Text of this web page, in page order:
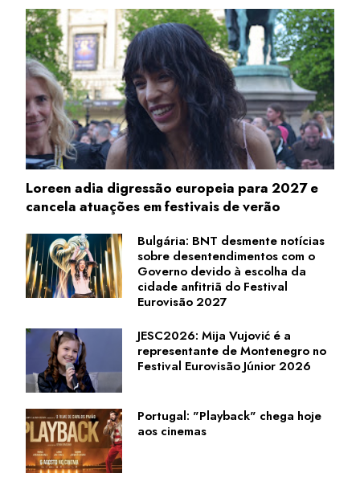
Loreen adia digressão europeia para 2027 e
cancela atuações em festivais de verão
Bulgária: BNT desmente notícias
sobre desentendimentos com o
Governo devido à escolha da
cidade anfitriã do Festival
Eurovisão 2027
JESC2026: Mija Vujović é a
representante de Montenegro no
Festival Eurovisão Júnior 2026
Portugal: "Playback" chega hoje
aos cinemas